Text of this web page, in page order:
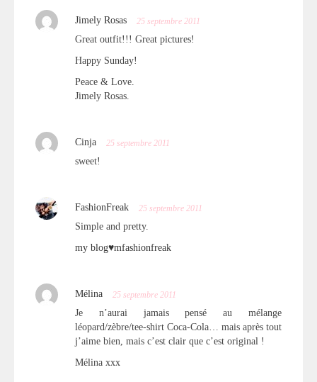
Jimely Rosas 25 septembre 2011
Great outfit!!! Great pictures!
Happy Sunday!
Peace & Love.
Jimely Rosas.
Cinja 25 septembre 2011
sweet!
FashionFreak 25 septembre 2011
Simple and pretty.
my blog♥mfashionfreak
Mélina 25 septembre 2011
Je n’aurai jamais pensé au mélange
léopard/zèbre/tee-shirt Coca-Cola… mais après tout
j’aime bien, mais c’est clair que c’est original !
Mélina xxx